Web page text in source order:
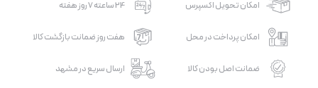
امکان تحویل اکسپرس 24 ساعته 7 روز هفته
امکان پرداخت در محل هفت روز ضمانت بازگشت کالا
ضمانت اصل بودن کالا ارسال سریع در مشهد